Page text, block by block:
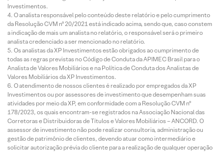
Investimentos.
O analista responsável pelo conteúdo deste relatório e pelo cumprimento
da Resolução CVM nº 20/2021 está indicado acima, sendo que, caso constem
a indicação de mais um analista no relatório, o responsável será o primeiro
analista credenciado a ser mencionado no relatório.
Os analistas da XP Investimentos estão obrigados ao cumprimento de
todas as regras previstas no Código de Conduta da APIMEC Brasil para o
Analista de Valores Mobiliários e na Política de Conduta dos Analistas de
Valores Mobiliários da XP Investimentos.
O atendimento de nossos clientes é realizado por empregados da XP
Investimentos ou por assessores de investimento que desempenham suas
atividades por meio da XP, em conformidade com a Resolução CVM nº
178/2023, os quais encontram-se registrados na Associação Nacional das
Corretoras e Distribuidoras de Títulos e Valores Mobiliários – ANCORD. O
assessor de investimento não pode realizar consultoria, administração ou
gestão de patrimônio de clientes, devendo atuar como intermediário e
solicitar autorização prévia do cliente para a realização de qualquer operação